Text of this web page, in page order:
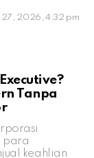
27, 2026, 4:32 pm
Tanpa
para
keahlian